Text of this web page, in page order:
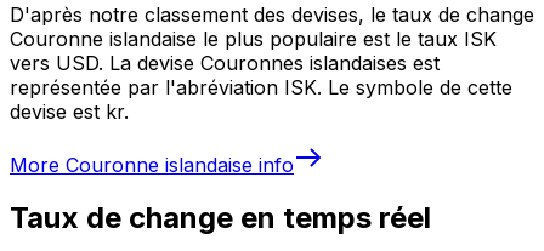
D'après notre classement des devises, le taux de change
Couronne islandaise le plus populaire est le taux ISK
vers USD. La devise Couronnes islandaises est
représentée par l'abréviation ISK. Le symbole de cette
devise est kr.
More Couronne islandaise info
Taux de change en temps réel